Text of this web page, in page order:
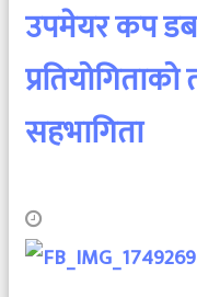
उपमेयर कप
सहभागिता